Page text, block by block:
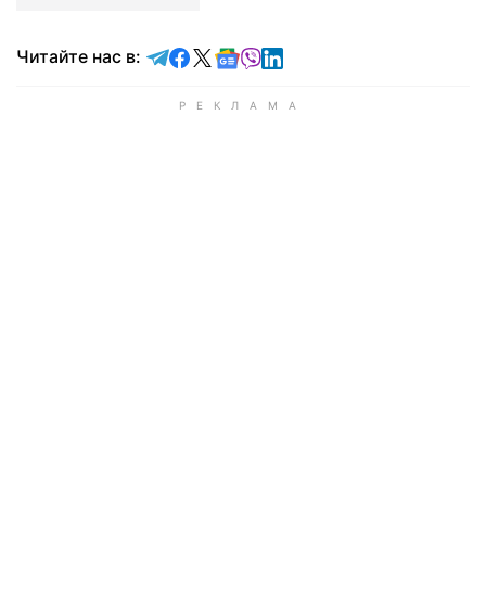
Читайте нас в: Читайте в Telegram
Читайте в Facebook
Читайте в X
Читайте в Google news
Читайте в Viber
Читайте в LinkedIn